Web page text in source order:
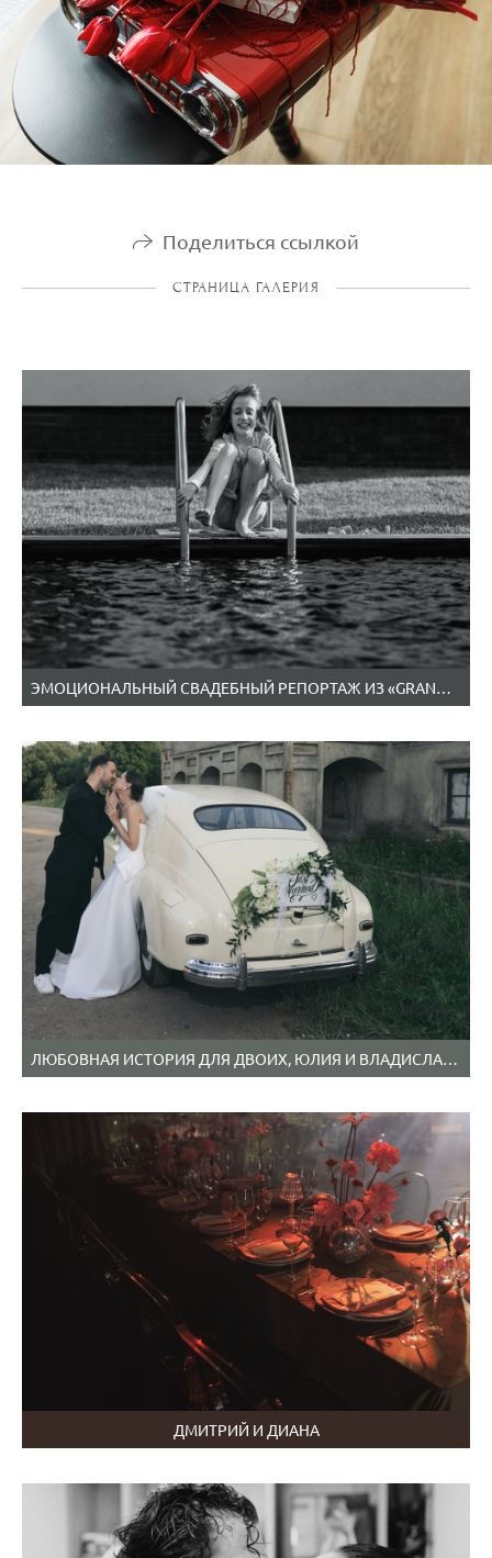
Поделиться ссылкой
СТРАНИЦА ГАЛЕРИЯ
ЭМОЦИОНАЛЬНЫЙ СВАДЕБНЫЙ РЕПОРТАЖ ИЗ «GRAND CHALET», АННА И ИГОРЬ, МИНСК
ЛЮБОВНАЯ ИСТОРИЯ ДЛЯ ДВОИХ, ЮЛИЯ И ВЛАДИСЛАВ. (ОБРАБОТКА ПОД ПЛЕНКУ).
ДМИТРИЙ И ДИАНА